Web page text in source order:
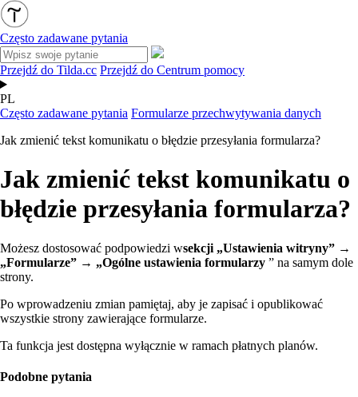
Często zadawane pytania
Przejdź do Tilda.cc Przejdź do Centrum pomocy
PL
Często zadawane pytania Formularze przechwytywania danych
Jak zmienić tekst komunikatu o błędzie przesyłania formularza?
Jak zmienić tekst komunikatu o
błędzie przesyłania formularza?
Możesz dostosować podpowiedzi wsekcji „Ustawienia witryny” →
„Formularze” → „Ogólne ustawienia formularzy ” na samym dole
strony.
Po wprowadzeniu zmian pamiętaj, aby je zapisać i opublikować
wszystkie strony zawierające formularze.
Ta funkcja jest dostępna wyłącznie w ramach płatnych planów.
Podobne pytania